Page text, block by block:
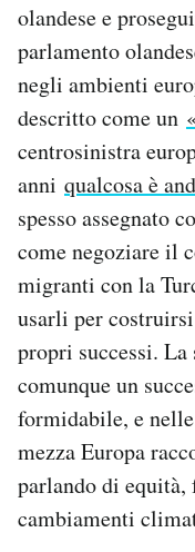
olandese e
parlamento
negli ambienti
descritto come un
centrosinistra
anni qualcosa è
spesso assegnato
come negoziare il
migranti con la
usarli per
propri successi. La
comunque un
formidabile, e
mezza Europa
parlando di
cambiamenti